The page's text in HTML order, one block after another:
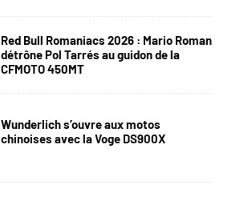
Red Bull Romaniacs 2026 : Mario Roman
détrône Pol Tarrés au guidon de la
CFMOTO 450MT
Wunderlich s’ouvre aux motos
chinoises avec la Voge DS900X